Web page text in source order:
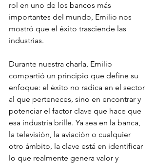
rol en uno de los bancos más
importantes del mundo, Emilio nos
mostró que el éxito trasciende las
industrias.
Durante nuestra charla, Emilio
compartió un principio que define su
enfoque: el éxito no radica en el sector
al que perteneces, sino en encontrar y
potenciar el factor clave que hace que
esa industria brille. Ya sea en la banca,
la televisión, la aviación o cualquier
otro ámbito, la clave está en identificar
lo que realmente genera valor y